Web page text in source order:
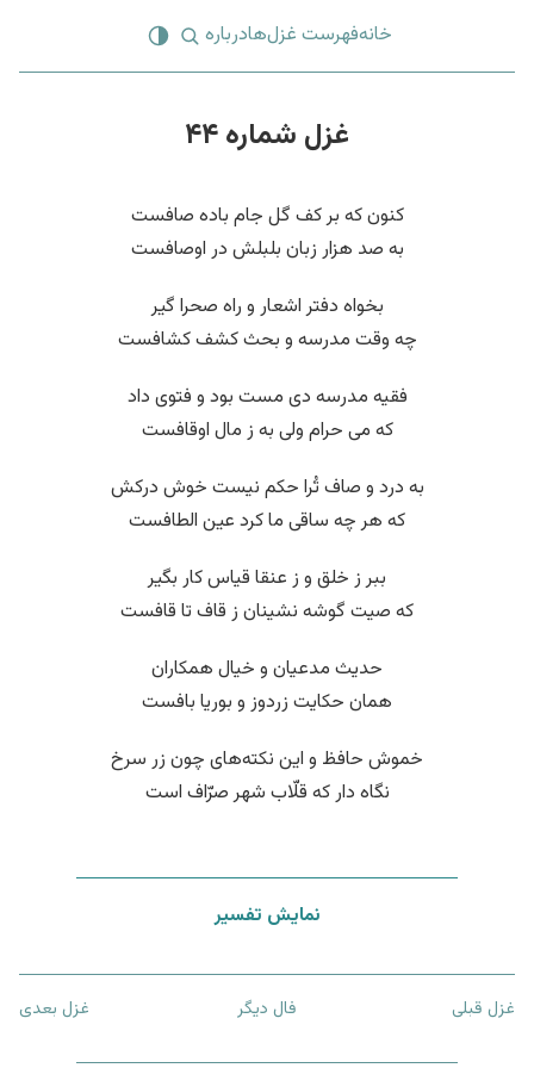
خانهفهرست غزل‌هادرباره
غزل شماره ۴۴
کنون که بر کف گل جام باده صافست
به صد هزار زبان بلبلش در اوصافست
بخواه دفتر اشعار و راه صحرا گیر
چه وقت مدرسه و بحث کشف کشافست
فقیه مدرسه دی مست بود و فتوی داد
که می حرام ولی به ز مال اوقافست
به درد و صاف تُرا حکم نیست خوش درکش
که هر چه ساقی ما کرد عین الطافست
ببر ز خلق و ز عنقا قیاس کار بگیر
که صیت گوشه نشینان ز قاف تا قافست
حدیث مدعیان و خیال همکاران
همان حکایت زردوز و بوریا بافست
خموش حافظ و این نکته‌های چون زر سرخ
نگاه دار که قلّاب شهر صرّاف است
نمایش تفسیر
غزل قبلی فال دیگر غزل بعدی